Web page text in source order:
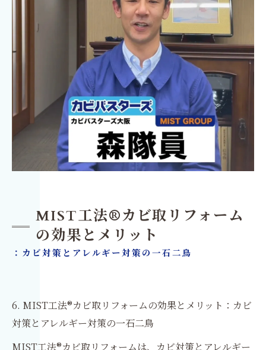
MIST工法®カビ取リフォーム
の効果とメリット
：カビ対策とアレルギー対策の一石二鳥
6. MIST工法®カビ取リフォームの効果とメリット：カビ
対策とアレルギー対策の一石二鳥
MIST工法®カビ取リフォームは、カビ対策とアレルギー